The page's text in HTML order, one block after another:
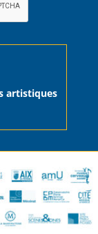
artistiques